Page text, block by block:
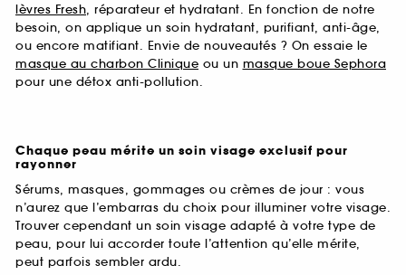
lèvres Fresh, réparateur et hydratant. En fonction de notre
besoin, on applique un soin hydratant, purifiant, anti-âge,
ou encore matifiant. Envie de nouveautés ? On essaie le
masque au charbon Clinique ou un masque boue Sephora
pour une détox anti-pollution.
Chaque peau mérite un soin visage exclusif pour
rayonner
Sérums, masques, gommages ou crèmes de jour : vous
n’aurez que l’embarras du choix pour illuminer votre visage.
Trouver cependant un soin visage adapté à votre type de
peau, pour lui accorder toute l’attention qu’elle mérite,
peut parfois sembler ardu.